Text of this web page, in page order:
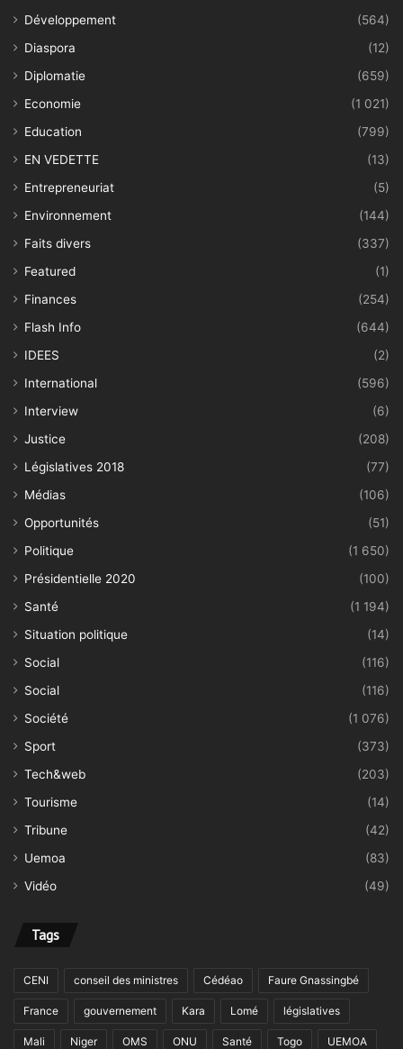
Développement
(564)
Diaspora
(12)
Diplomatie
(659)
Economie
(1 021)
Education
(799)
EN VEDETTE
(13)
Entrepreneuriat
(5)
Environnement
(144)
Faits divers
(337)
Featured
(1)
Finances
(254)
Flash Info
(644)
IDEES
(2)
International
(596)
Interview
(6)
Justice
(208)
Législatives 2018
(77)
Médias
(106)
Opportunités
(51)
Politique
(1 650)
Présidentielle 2020
(100)
Santé
(1 194)
Situation politique
(14)
Social
(116)
Social
(116)
Société
(1 076)
Sport
(373)
Tech&web
(203)
Tourisme
(14)
Tribune
(42)
Uemoa
(83)
Vidéo
(49)
Tags
CENI conseil des ministres Cédéao Faure Gnassingbé
France gouvernement Kara Lomé législatives
Mali Niger OMS ONU Santé Togo UEMOA